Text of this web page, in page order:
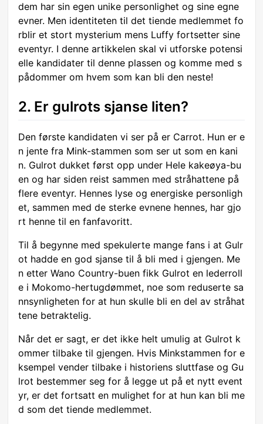
dem har sin egen unike personlighet og sine egne
evner. Men identiteten til det tiende medlemmet fo
rblir et stort mysterium mens Luffy fortsetter sine
eventyr. I denne artikkelen skal vi utforske potensi
elle kandidater til denne plassen og komme med s
pådommer om hvem som kan bli den neste!
2. Er gulrots sjanse liten?
Den første kandidaten vi ser på er Carrot. Hun er e
n jente fra Mink-stammen som ser ut som en kani
n. Gulrot dukket først opp under Hele kakeøya-bu
en og har siden reist sammen med stråhattene på
flere eventyr. Hennes lyse og energiske personligh
et, sammen med de sterke evnene hennes, har gjo
rt henne til en fanfavoritt.
Til å begynne med spekulerte mange fans i at Gulr
ot hadde en god sjanse til å bli med i gjengen. Me
n etter Wano Country-buen fikk Gulrot en lederroll
e i Mokomo-hertugdømmet, noe som reduserte sa
nnsynligheten for at hun skulle bli en del av stråhat
tene betraktelig.
Når det er sagt, er det ikke helt umulig at Gulrot k
ommer tilbake til gjengen. Hvis Minkstammen for e
ksempel vender tilbake i historiens sluttfase og Gu
lrot bestemmer seg for å legge ut på et nytt event
yr, er det fortsatt en mulighet for at hun kan bli me
d som det tiende medlemmet.